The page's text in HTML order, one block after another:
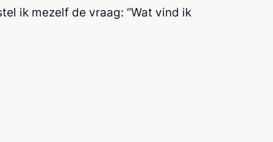
ik mezelf de vraag: “Wat vind ik